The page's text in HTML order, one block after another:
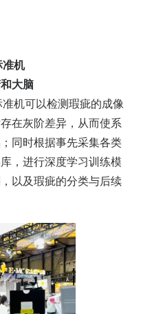
准机
大脑
机可以检测瑕疵的成像
在灰阶差异，从而使系
同时根据事先采集各类
，进行深度学习训练模
以及瑕疵的分类与后续